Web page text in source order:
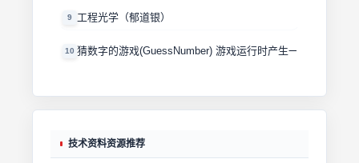
9 工程光学（郁道银）
10 猜数字的游戏(GuessNumber) 游戏运行时产生一个0－1000
技术资料资源推荐